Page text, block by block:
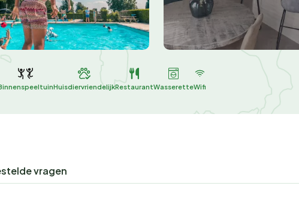
HuisdiervriendelijkRestaurantWasseretteWifi
vragen